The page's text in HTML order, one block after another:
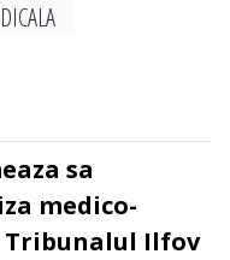
sa
medico-
Tribunalul Ilfov